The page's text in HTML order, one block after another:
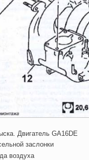
Двигатель GA16DE
заслонки
воздуха